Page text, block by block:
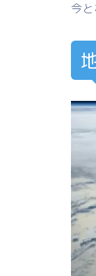
今